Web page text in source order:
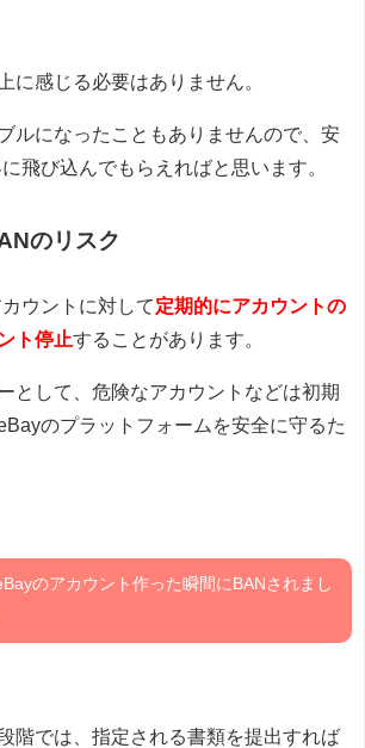
に感じる必要はありません。
ルになったこともありませんので、安
飛び込んでもらえればと思います。
のリスク
ウントに対して定期的にアカウントの
ト停止することがあります。
として、危険なアカウントなどは初期
のプラットフォームを安全に守るた
のアカウント作った瞬間にBANされまし
階では、指定される書類を提出すれば